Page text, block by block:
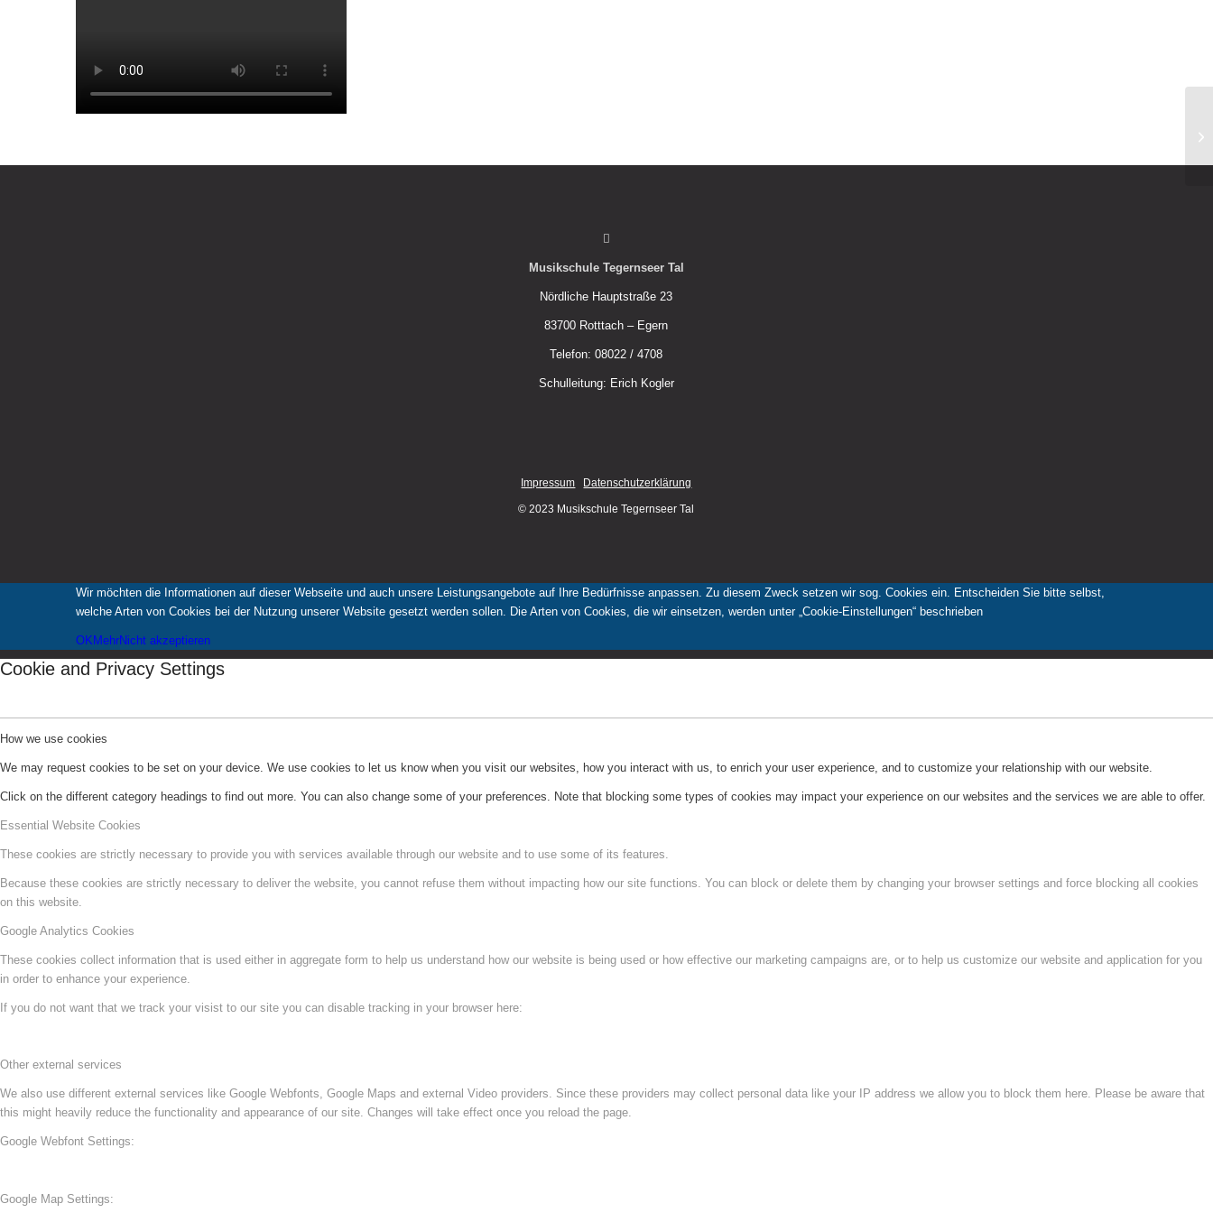
Musikschule Tegernseer Tal
Nördliche Hauptstraße 23
83700 Rotttach – Egern
Telefon: 08022 / 4708
Schulleitung: Erich Kogler
Impressum Datenschutzerklärung
© 2023 Musikschule Tegernseer Tal
Wir möchten die Informationen auf dieser Webseite und auch unsere Leistungsangebote auf Ihre Bedürfnisse anpassen. Zu diesem Zweck setzen wir sog. Cookies ein. Entscheiden Sie bitte selbst,
welche Arten von Cookies bei der Nutzung unserer Website gesetzt werden sollen. Die Arten von Cookies, die wir einsetzen, werden unter „Cookie-Einstellungen“ beschrieben
OKMehrNicht akzeptieren
Cookie and Privacy Settings
How we use cookies
We may request cookies to be set on your device. We use cookies to let us know when you visit our websites, how you interact with us, to enrich your user experience, and to customize your relationship with our website.
Click on the different category headings to find out more. You can also change some of your preferences. Note that blocking some types of cookies may impact your experience on our websites and the services we are able to offer.
Essential Website Cookies
These cookies are strictly necessary to provide you with services available through our website and to use some of its features.
Because these cookies are strictly necessary to deliver the website, you cannot refuse them without impacting how our site functions. You can block or delete them by changing your browser settings and force blocking all cookies
on this website.
Google Analytics Cookies
These cookies collect information that is used either in aggregate form to help us understand how our website is being used or how effective our marketing campaigns are, or to help us customize our website and application for you
in order to enhance your experience.
If you do not want that we track your visist to our site you can disable tracking in your browser here:
Other external services
We also use different external services like Google Webfonts, Google Maps and external Video providers. Since these providers may collect personal data like your IP address we allow you to block them here. Please be aware that
this might heavily reduce the functionality and appearance of our site. Changes will take effect once you reload the page.
Google Webfont Settings:
Google Map Settings: